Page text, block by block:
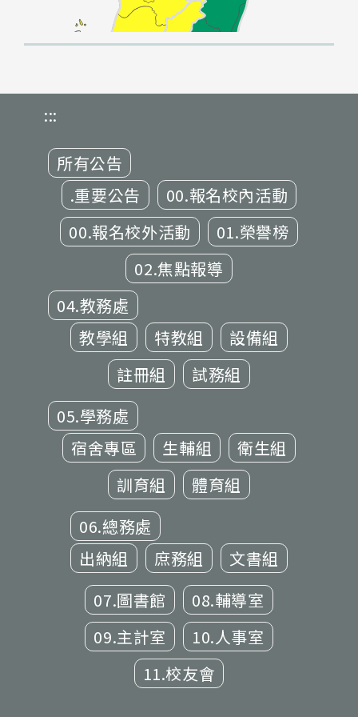
:::
所有公告
.重要公告
00.報名校內活動
00.報名校外活動
01.榮譽榜
02.焦點報導
04.教務處
教學組
特教組
設備組
註冊組
試務組
05.學務處
宿舍專區
生輔組
衛生組
訓育組
體育組
06.總務處
出納組
庶務組
文書組
07.圖書館
08.輔導室
09.主計室
10.人事室
11.校友會